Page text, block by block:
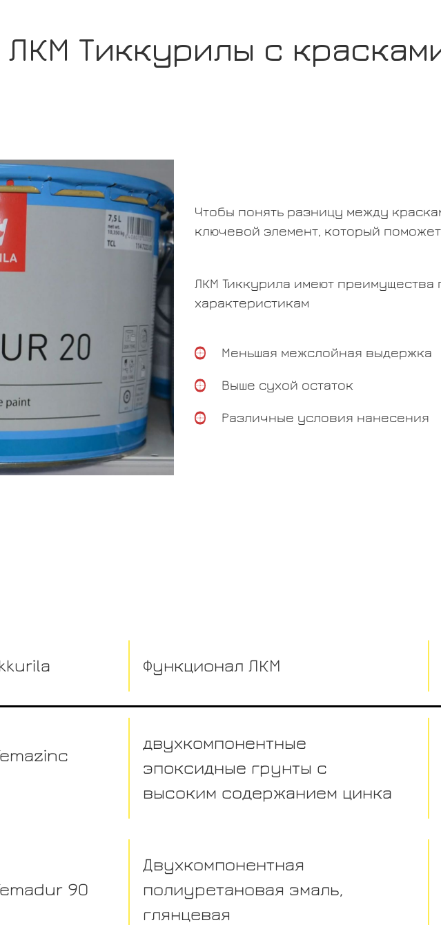
Тиккурилы с
Чтобы понять разницу между
ключевой элемент, который
ЛКМ Тиккурила имеют преимущества
характеристикам
Меньшая межслойная выдержка
Выше сухой остаток
Различные условия нанесения
Функционал ЛКМ
двухкомпонентные
эпоксидные грунты с
высоким содержанием цинка
90
Двухкомпонентная
полиуретановая эмаль,
глянцевая